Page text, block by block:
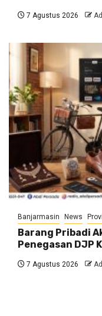
7 Agustus 2026
Banjarmasin News
Barang Pribadi
Penegasan DJP
7 Agustus 2026